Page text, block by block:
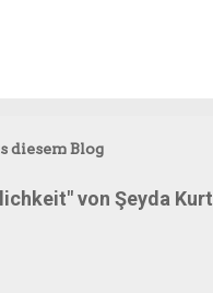
diesem Blog
von Şeyda Kurt